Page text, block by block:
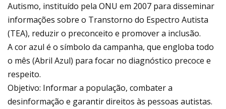
Autismo, instituído pela ONU em 2007 para disseminar
informações sobre o Transtorno do Espectro Autista
(TEA), reduzir o preconceito e promover a inclusão.
A cor azul é o símbolo da campanha, que engloba todo
o mês (Abril Azul) para focar no diagnóstico precoce e
respeito.
Objetivo: Informar a população, combater a
desinformação e garantir direitos às pessoas autistas.